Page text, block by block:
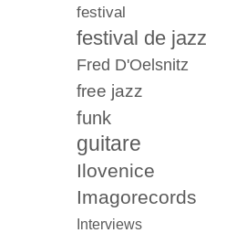
festival
festival de jazz
Fred D'Oelsnitz
free jazz
funk
guitare
Ilovenice
Imagorecords
Interviews